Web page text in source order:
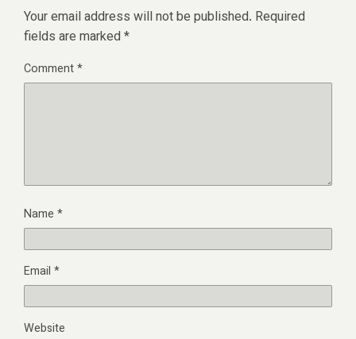
Your email address will not be published. Required
fields are marked *
Comment*
Name *
Email *
Website